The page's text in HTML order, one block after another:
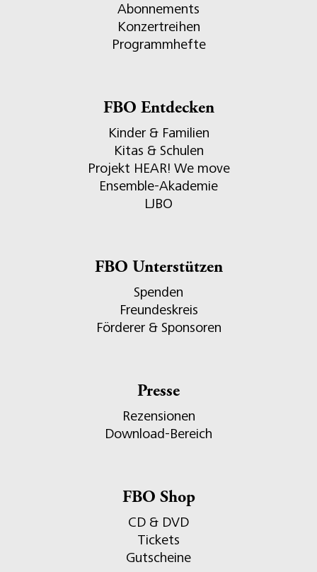
Abonnements
Konzertreihen
Programmhefte
FBO Entdecken
Kinder & Familien
Kitas & Schulen
Projekt HEAR! We move
Ensemble-Akademie
LJBO
FBO Unterstützen
Spenden
Freundeskreis
Förderer & Sponsoren
Presse
Rezensionen
Download-Bereich
FBO Shop
CD & DVD
Tickets
Gutscheine